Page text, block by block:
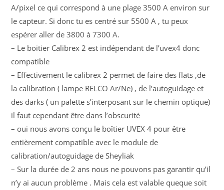
A/pixel ce qui correspond à une plage 3500 A environ sur
le capteur. Si donc tu es centré sur 5500 A , tu peux
espérer aller de 3800 à 7300 A.
– Le boitier Calibrex 2 est indépendant de l’uvex4 donc
compatible
– Effectivement le calibrex 2 permet de faire des flats ,de
la calibration ( lampe RELCO Ar/Ne) , de l’autoguidage et
des darks ( un palette s’interposant sur le chemin optique)
il faut cependant être dans l’obscurité
– oui nous avons conçu le boîtier UVEX 4 pour être
entièrement compatible avec le module de
calibration/autoguidage de Sheyliak
– Sur la durée de 2 ans nous ne pouvons pas garantir qu’il
n’y ai aucun problème . Mais cela est valable queque soit